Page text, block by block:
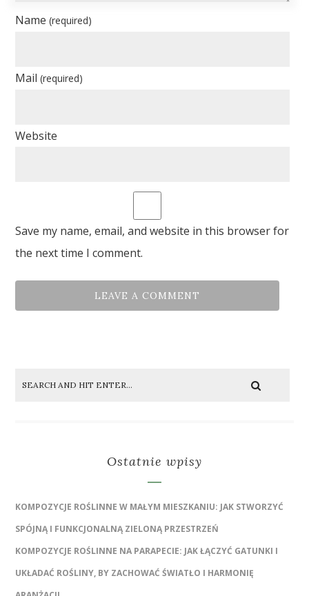
Name(required)
Mail(required)
Website
Save my name, email, and website in this browser for
the next time I comment.
Ostatnie wpisy
KOMPOZYCJE ROŚLINNE W MAŁYM MIESZKANIU: JAK STWORZYĆ
SPÓJNĄ I FUNKCJONALNĄ ZIELONĄ PRZESTRZEŃ
KOMPOZYCJE ROŚLINNE NA PARAPECIE: JAK ŁĄCZYĆ GATUNKI I
UKŁADAĆ ROŚLINY, BY ZACHOWAĆ ŚWIATŁO I HARMONIĘ